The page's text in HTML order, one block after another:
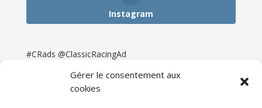
Gérer le consentement aux
cookies
Instagram
#CRads @ClassicRacingAd